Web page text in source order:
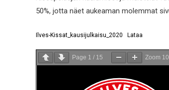
50%, jotta näet aukeaman molemmat
Ilves-Kissat_kausijulkaisu_2020 Lataa
Page 1 / 15 Zoom